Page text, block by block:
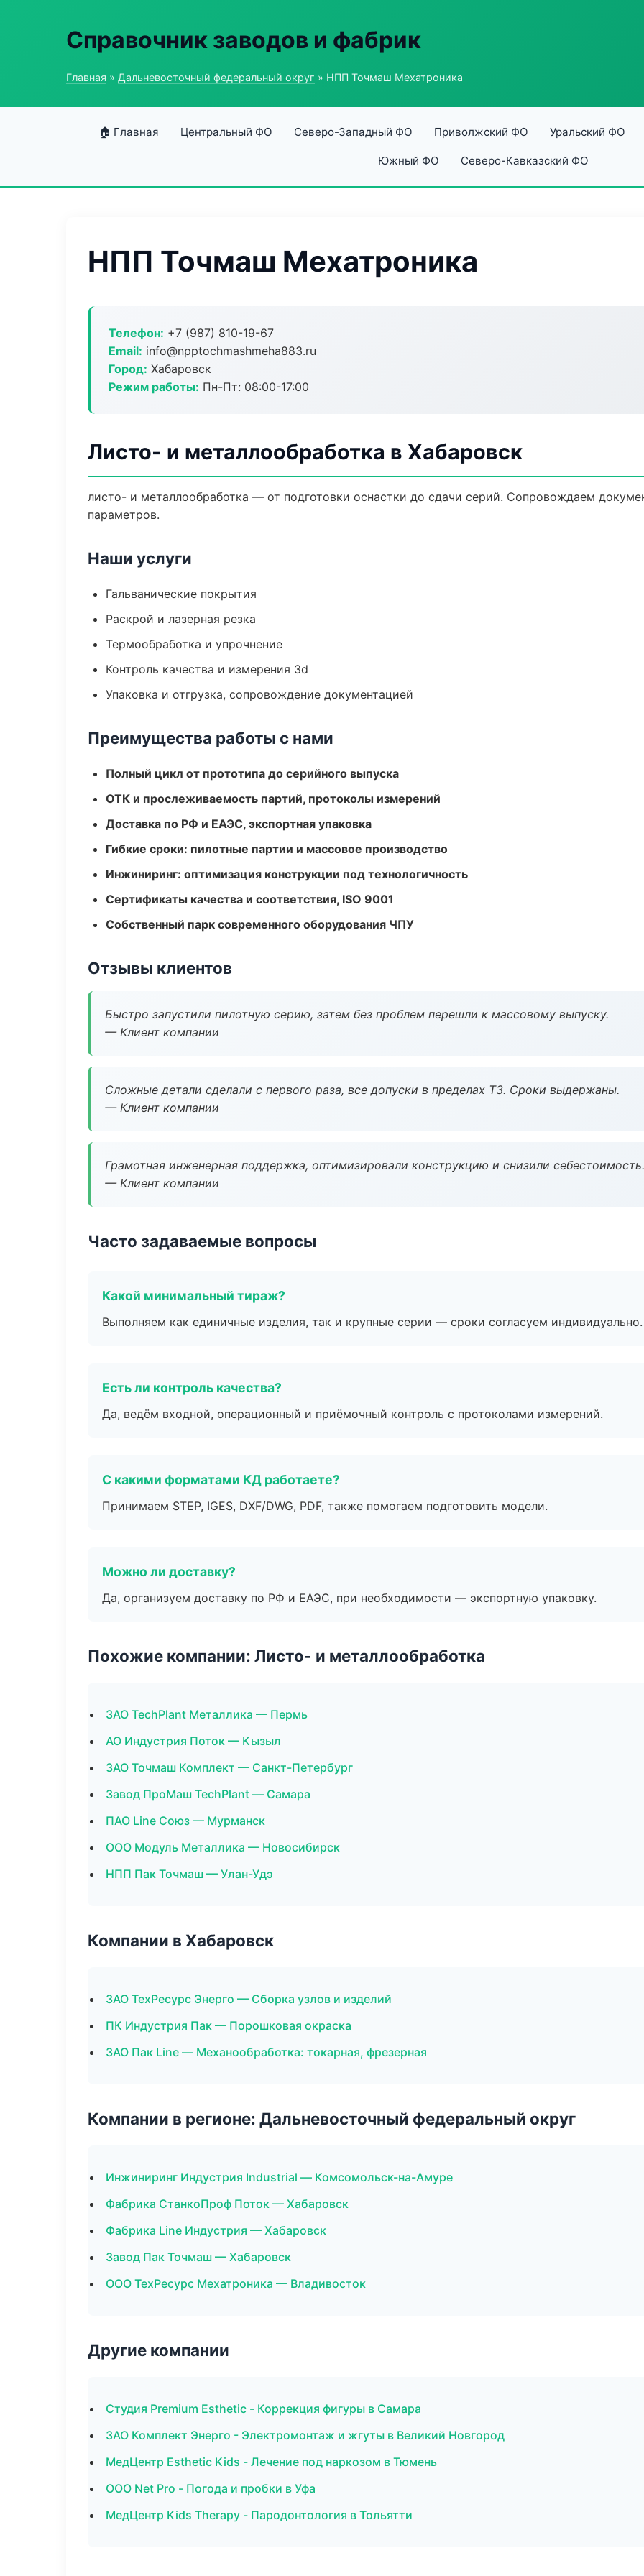
Справочник заводов и фабрик
Главная » Дальневосточный федеральный округ » НПП Точмаш Мехатроника
🏠 Главная Центральный ФО Северо-Западный ФО Приволжский ФО Уральский ФО
Южный ФО Северо-Кавказский ФО
НПП Точмаш Мехатроника
Телефон: +7 (987) 810-19-67
Email: info@npptochmashmeha883.ru
Город: Хабаровск
Режим работы: Пн-Пт: 08:00-17:00
Листо- и металлообработка в Хабаровск
листо- и металлообработка — от подготовки оснастки до сдачи серий. Сопровождаем
параметров.
Наши услуги
Гальванические покрытия
Раскрой и лазерная резка
Термообработка и упрочнение
Контроль качества и измерения 3d
Упаковка и отгрузка, сопровождение документацией
Преимущества работы с нами
Полный цикл от прототипа до серийного выпуска
ОТК и прослеживаемость партий, протоколы измерений
Доставка по РФ и ЕАЭС, экспортная упаковка
Гибкие сроки: пилотные партии и массовое производство
Инжиниринг: оптимизация конструкции под технологичность
Сертификаты качества и соответствия, ISO 9001
Собственный парк современного оборудования ЧПУ
Отзывы клиентов
Быстро запустили пилотную серию, затем без проблем перешли к массовому выпуску.
— Клиент компании
Сложные детали сделали с первого раза, все допуски в пределах ТЗ. Сроки выдержаны.
— Клиент компании
Грамотная инженерная поддержка, оптимизировали конструкцию и снизили себестоимость.
— Клиент компании
Часто задаваемые вопросы
Какой минимальный тираж?
Выполняем как единичные изделия, так и крупные серии — сроки согласуем индивидуально.
Есть ли контроль качества?
Да, ведём входной, операционный и приёмочный контроль с протоколами измерений.
С какими форматами КД работаете?
Принимаем STEP, IGES, DXF/DWG, PDF, также помогаем подготовить модели.
Можно ли доставку?
Да, организуем доставку по РФ и ЕАЭС, при необходимости — экспортную упаковку.
Похожие компании: Листо- и металлообработка
ЗАО TechPlant Металлика — Пермь
АО Индустрия Поток — Кызыл
ЗАО Точмаш Комплект — Санкт-Петербург
Завод ПроМаш TechPlant — Самара
ПАО Line Союз — Мурманск
ООО Модуль Металлика — Новосибирск
НПП Пак Точмаш — Улан-Удэ
Компании в Хабаровск
ЗАО ТехРесурс Энерго — Сборка узлов и изделий
ПК Индустрия Пак — Порошковая окраска
ЗАО Пак Line — Механообработка: токарная, фрезерная
Компании в регионе: Дальневосточный федеральный округ
Инжиниринг Индустрия Industrial — Комсомольск-на-Амуре
Фабрика СтанкоПроф Поток — Хабаровск
Фабрика Line Индустрия — Хабаровск
Завод Пак Точмаш — Хабаровск
ООО ТехРесурс Мехатроника — Владивосток
Другие компании
Студия Premium Esthetic - Коррекция фигуры в Самара
ЗАО Комплект Энерго - Электромонтаж и жгуты в Великий Новгород
МедЦентр Esthetic Kids - Лечение под наркозом в Тюмень
ООО Net Pro - Погода и пробки в Уфа
МедЦентр Kids Therapy - Пародонтология в Тольятти